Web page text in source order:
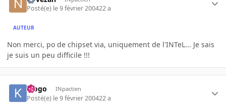
Posté(e) le 9 février 200422 a
AUTEUR
Non merci, po de chipset via, uniquement de l'INTeL... Je sais
je suis un peu difficile !!!
klogo INpactien
Posté(e) le 9 février 200422 a